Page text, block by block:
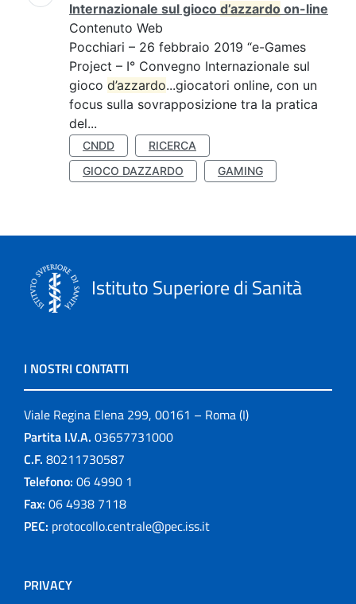
Internazionale sul gioco d’azzardo on-line
Contenuto Web
Pocchiari – 26 febbraio 2019 “e-Games
Project – I° Convegno Internazionale sul
gioco d’azzardo...giocatori online, con un
focus sulla sovrapposizione tra la pratica
del...
CNDD
RICERCA
GIOCO DAZZARDO
GAMING
Istituto Superiore di Sanità
I NOSTRI CONTATTI
Viale Regina Elena 299, 00161 – Roma (I)
Partita I.V.A. 03657731000
C.F. 80211730587
Telefono: 06 4990 1
Fax: 06 4938 7118
PEC: protocollo.centrale@pec.iss.it
PRIVACY